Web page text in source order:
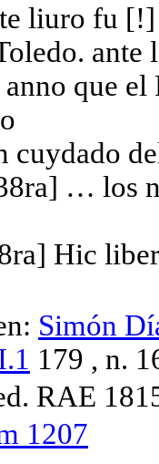
liuro fu
ante
que
cuydado
… los
Hic
Simón
179 , n.
RAE
1207